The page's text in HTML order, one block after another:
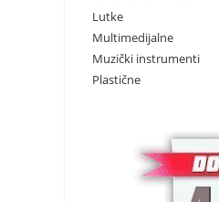
Lutke
Multimedijalne
Muzički instrumenti
Plastične